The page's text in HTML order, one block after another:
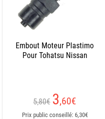
Embout Moteur Plastimo
Pour Tohatsu Nissan
5,80€ 3,60€
Prix public conseillé: 6,30€